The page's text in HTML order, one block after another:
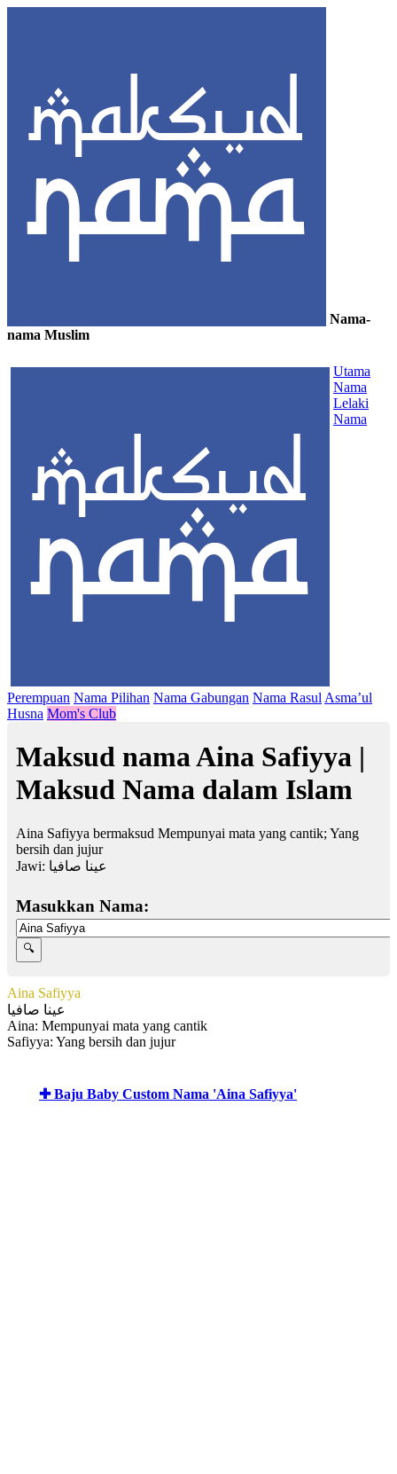
Nama-
nama Muslim
Utama
Nama
Lelaki
Nama
Perempuan Nama Pilihan Nama Gabungan Nama Rasul Asma’ul
Husna Mom's Club
Maksud nama Aina Safiyya |
Maksud Nama dalam Islam
Aina Safiyya bermaksud Mempunyai mata yang cantik; Yang
bersih dan jujur
Jawi: عينا صافيا
Masukkan Nama:
Aina Safiyya
عينا صافيا
Aina: Mempunyai mata yang cantik
Safiyya: Yang bersih dan jujur
✚ Baju Baby Custom Nama 'Aina Safiyya'